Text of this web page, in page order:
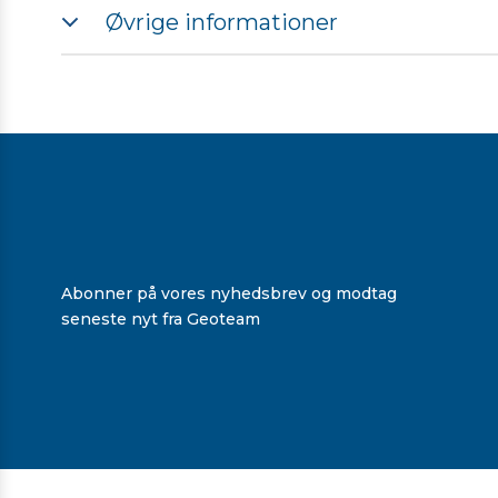
Øvrige informationer
Abonner på vores nyhedsbrev og modtag
seneste nyt fra Geoteam